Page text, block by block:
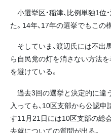
小選挙区・稲津、比例単独1
た。14年、17年の選挙でもこの
そしていま、渡辺氏には不出
ら自民党の灯を消さない方法を
を避けている。
過去3回の選挙と決定的に違
入っても、10区支部から公認
す11月21日には10区支部の総
去就についての質問が出る。